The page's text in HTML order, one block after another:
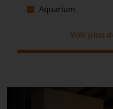
Aquarium
Voir plus